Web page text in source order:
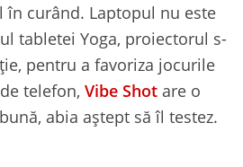
în curând. Laptopul nu este
tabletei Yoga, proiectorul s-
pentru a favoriza jocurile
telefon, Vibe Shot are o
abia aștept să îl testez.